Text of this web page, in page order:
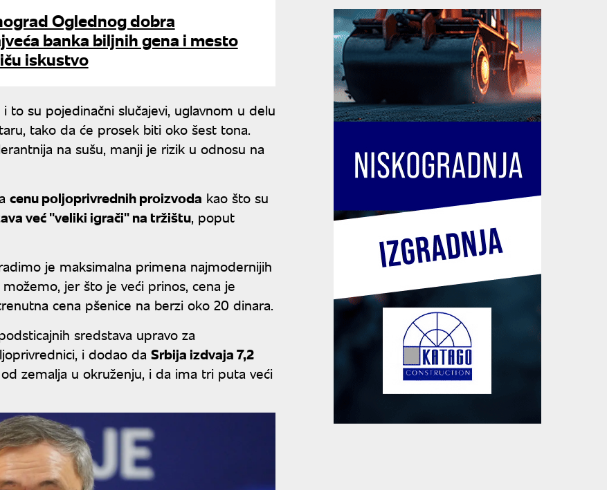
Oglednog dobra
banka biljnih gena i mesto
iskustvo
su pojedinačni slučajevi, uglavnom u delu
tako da će prosek biti oko šest tona.
na sušu, manji je rizik u odnosu na
cenu poljoprivrednih proizvoda kao što su
već ''veliki igrači'' na tržištu, poput
je maksimalna primena najmodernijih
jer što je veći prinos, cena je
cena pšenice na berzi oko 20 dinara.
sredstava upravo za
i dodao da Srbija izdvaja 7,2
zemalja u okruženju, i da ima tri puta veći